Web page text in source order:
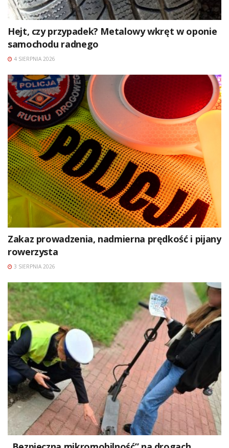
Hejt, czy przypadek? Metalowy wkręt w oponie
samochodu radnego
4 SIERPNIA 2026
Zakaz prowadzenia, nadmierna prędkość i pijany
rowerzysta
3 SIERPNIA 2026